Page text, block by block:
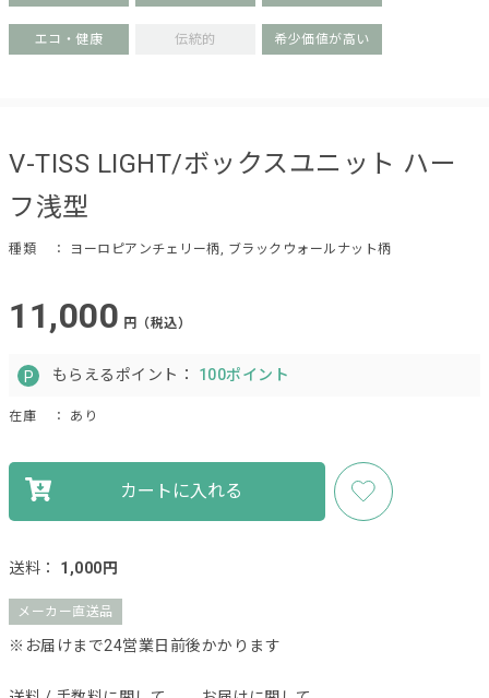
エコ・健康 伝統的 希少価値が高い
V-TISS LIGHT/ボックスユニット ハー
フ浅型
種類 ： ヨーロピアンチェリー柄, ブラックウォールナット柄
11,000 円（税込）
もらえるポイント： 100ポイント
在庫 ： あり
カートに入れる
送料： 1,000円
メーカー直送品
※お届けまで24営業日前後かかります